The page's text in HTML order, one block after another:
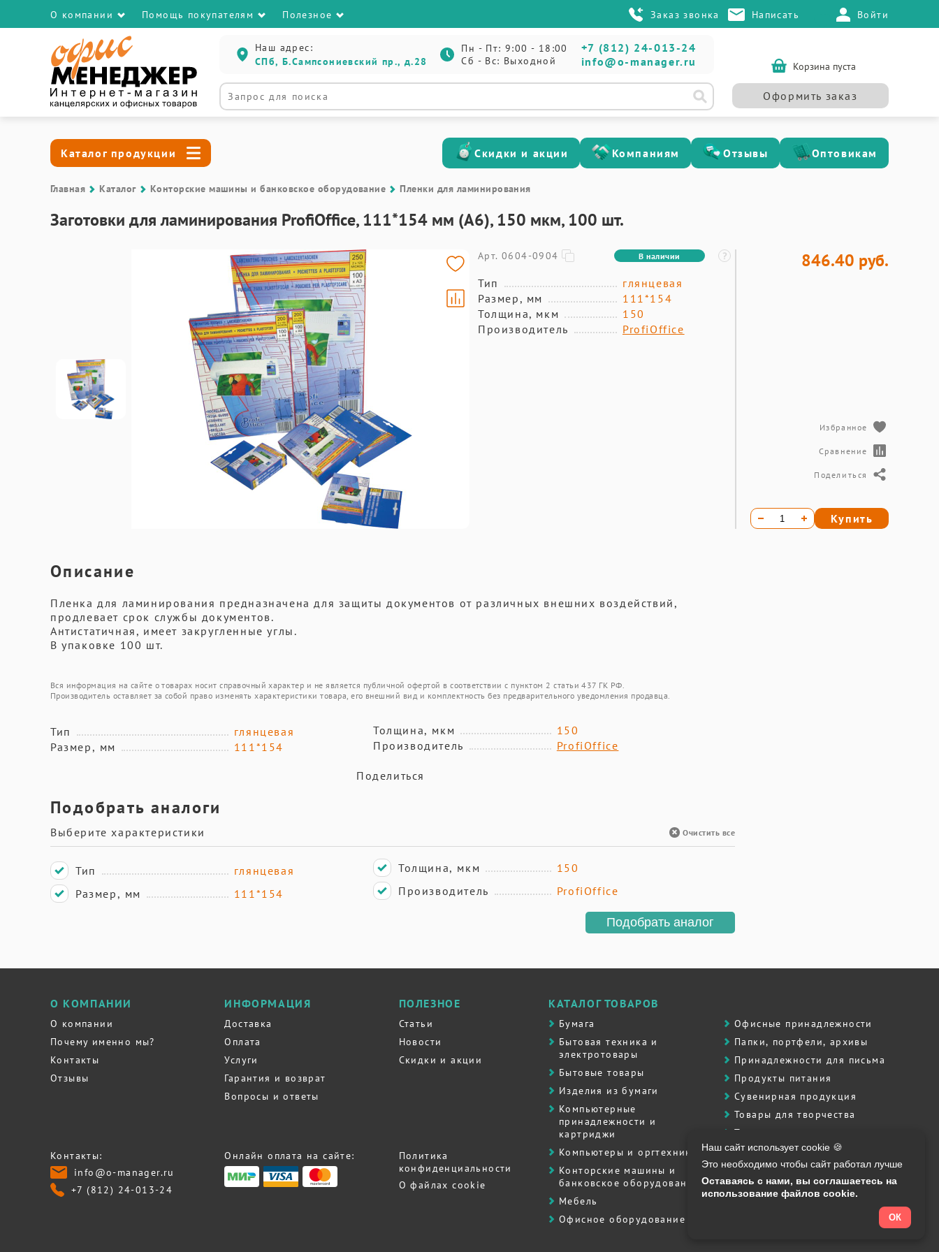
О компании Помощь покупателям Полезное Заказ звонка Написать Войти
Наш адрес:
СПб, Б.Сампсониевский пр., д.28
Пн - Пт: 9:00 - 18:00
Сб - Вс: Выходной
+7 (812) 24-013-24
info@o-manager.ru
Корзина пуста
Оформить заказ
Каталог продукции Скидки и акции Компаниям Отзывы Оптовикам
Главная Каталог Контоpские машины и банковское оборудование Пленки для ламинирования
Заготовки для ламинирования ProfiOffice, 111*154 мм (А6), 150 мкм, 100 шт.
Арт. 0604-0904 В наличии
Тип
глянцевая
Размер, мм
111*154
Толщина, мкм
150
Производитель
ProfiOffice
Описание
Пленка для ламинирования предназначена для защиты документов от различных внешних воздействий,
продлевает срок службы документов.
Антистатичная, имеет закругленные углы.
В упаковке 100 шт.
Вся информация на сайте о товарах носит справочный характер и не является публичной офертой в соответствии с пунктом 2 статьи 437 ГК РФ.
Производитель оставляет за собой право изменять характеристики товара, его внешний вид и комплектность без предварительного уведомления продавца.
Тип
глянцевая
Размер, мм
111*154
Толщина, мкм
150
Производитель
ProfiOffice
Поделиться
Подобрать аналоги
Выберите характеристики Очистить все
Тип
глянцевая
Размер, мм
111*154
Толщина, мкм
150
Производитель
ProfiOffice
Подобрать аналог
846.40 руб.
Избранное
Сравнение
Поделиться
Купить
О КОМПАНИИ
О компании
Почему именно мы?
Контакты
Отзывы
ИНФОРМАЦИЯ
Доставка
Оплата
Услуги
Гарантия и возврат
Вопросы и ответы
ПОЛЕЗНОЕ
Статьи
Новости
Скидки и акции
Контакты:
info@o-manager.ru
+7 (812) 24-013-24
Онлайн оплата на сайте:
Политика
конфиденциальности
О файлах cookie
КАТАЛОГ ТОВАРОВ
Бумага
Бытовая техника и
электротовары
Бытовые товары
Изделия из бумаги
Компьютерные
принадлежности и
картриджи
Компьютеры и оргтехника
Контоpские машины и
банковское оборудование
Мебель
Офисное оборудование
Офисные принадлежности
Папки, портфели, архивы
Принадлежности для письма
Продукты питания
Сувенирная продукция
Товары для творчества
Товары для школы
Хозяйственные товары
Штемпельная продукция
Полиграфия, печати, штампы
Наш сайт использует cookie 🍪
Это необходимо чтобы сайт работал лучше
Оставаясь с нами, вы соглашаетесь на
использование файлов cookie.
ОК